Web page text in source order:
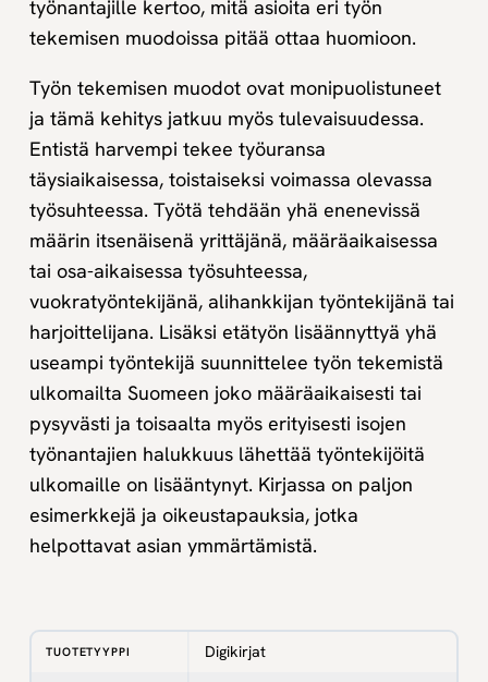
työnantajille kertoo, mitä asioita eri työn
tekemisen muodoissa pitää ottaa huomioon.
Työn tekemisen muodot ovat monipuolistuneet
ja tämä kehitys jatkuu myös tulevaisuudessa.
Entistä harvempi tekee työuransa
täysiaikaisessa, toistaiseksi voimassa olevassa
työsuhteessa. Työtä tehdään yhä enenevissä
määrin itsenäisenä yrittäjänä, määräaikaisessa
tai osa-aikaisessa työsuhteessa,
vuokratyöntekijänä, alihankkijan työntekijänä tai
harjoittelijana. Lisäksi etätyön lisäännyttyä yhä
useampi työntekijä suunnittelee työn tekemistä
ulkomailta Suomeen joko määräaikaisesti tai
pysyvästi ja toisaalta myös erityisesti isojen
työnantajien halukkuus lähettää työntekijöitä
ulkomaille on lisääntynyt. Kirjassa on paljon
esimerkkejä ja oikeustapauksia, jotka
helpottavat asian ymmärtämistä.
TUOTETYYPPI Digikirjat